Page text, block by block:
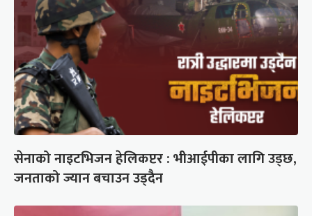
सेनाको नाइटभिजन हेलिकप्टर : भीआईपीका लागि उड्छ,
जनताको ज्यान बचाउन उड्दैन